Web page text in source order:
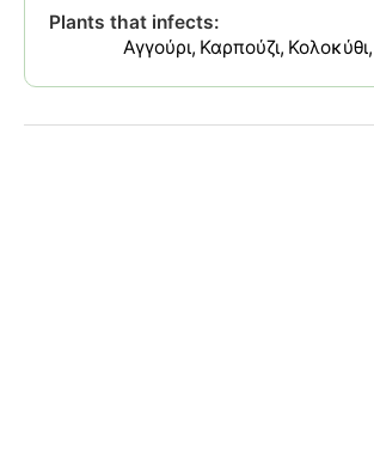
Plants that infects:
Αγγούρι Καρπούζι Κολοκύθι